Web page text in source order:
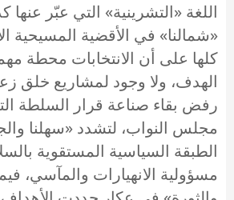
اللغة «التشرينية» التي عبّر عنها
«شمالنا» في الأقضية المسيحية
كلها على أن الانتخابات محطة
الهدف، ولا وجود لمشاريع خلق
رفض بقاء صناعة قرار السلطة
مجلس النواب، لتشدد «سهلنا
الطبقة السياسية المستقوية
مسؤولية الانهيارات والمآسي،